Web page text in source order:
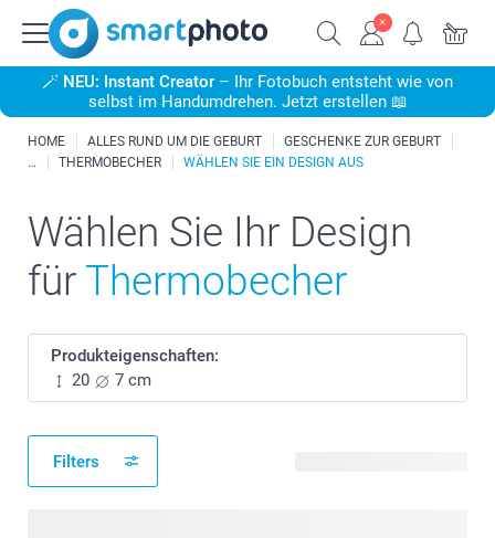
🪄 NEU: Instant Creator – Ihr Fotobuch entsteht wie von
selbst im Handumdrehen. Jetzt erstellen 📖
HOME ALLES RUND UM DIE GEBURT
GESCHENKE ZUR GEBURT
THERMOBECHER
WÄHLEN SIE EIN DESIGN AUS
Wählen Sie Ihr Design
für Thermobecher
Produkteigenschaften:
20
7 cm
Filters